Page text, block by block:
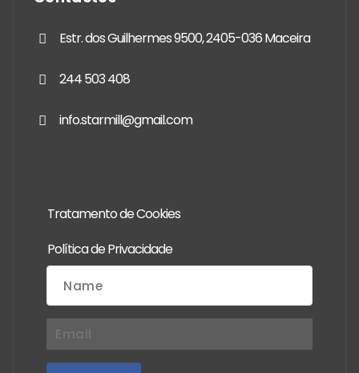
Estr. dos Guilhermes 9500, 2405-036 Maceira
244 503 408
info.starmill@gmail.com
Tratamento de Cookies
Política de Privacidade